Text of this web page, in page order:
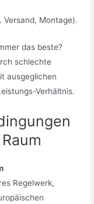
Montage).
das beste?
schlechte
ausgeglichen
Verhältnis.
Regelwerk,